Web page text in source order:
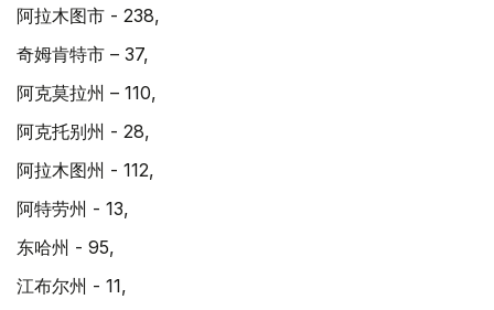
阿拉木图市 - 238,
奇姆肯特市 – 37,
阿克莫拉州 – 110,
阿克托别州 - 28,
阿拉木图州 - 112,
阿特劳州 - 13,
东哈州 - 95,
江布尔州 - 11,